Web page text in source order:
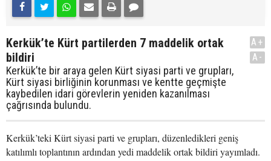
Kerkük’te Kürt partilerden 7 maddelik ortak
bildiri
Kerkük’te bir araya gelen Kürt siyasi parti ve grupları,
Kürt siyasi birliğinin korunması ve kentte geçmişte
kaybedilen idari görevlerin yeniden kazanılması
çağrısında bulundu.
A+
A-
Kerkük’teki Kürt siyasi parti ve grupları, düzenledikleri geniş
katılımlı toplantının ardından yedi maddelik ortak bildiri yayımladı.